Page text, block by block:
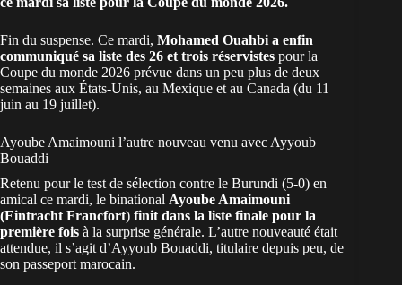
Fin du suspense. Ce mardi, Mohamed Ouahbi a enfin
communiqué sa liste des 26 et trois réservistes pour la
Coupe du monde 2026 prévue dans un peu plus de deux
semaines aux États-Unis, au Mexique et au Canada (du 11
juin au 19 juillet).
Ayoube Amaimouni l’autre nouveau venu avec Ayyoub
Bouaddi
Retenu pour le test de sélection contre le Burundi (5-0) en
amical ce mardi, le binational Ayoube Amaimouni
(Eintracht Francfort) finit dans la liste finale pour la
première fois à la surprise générale. L’autre nouveauté était
attendue, il s’agit d’Ayyoub Bouaddi, titulaire depuis peu, de
son passeport marocain.